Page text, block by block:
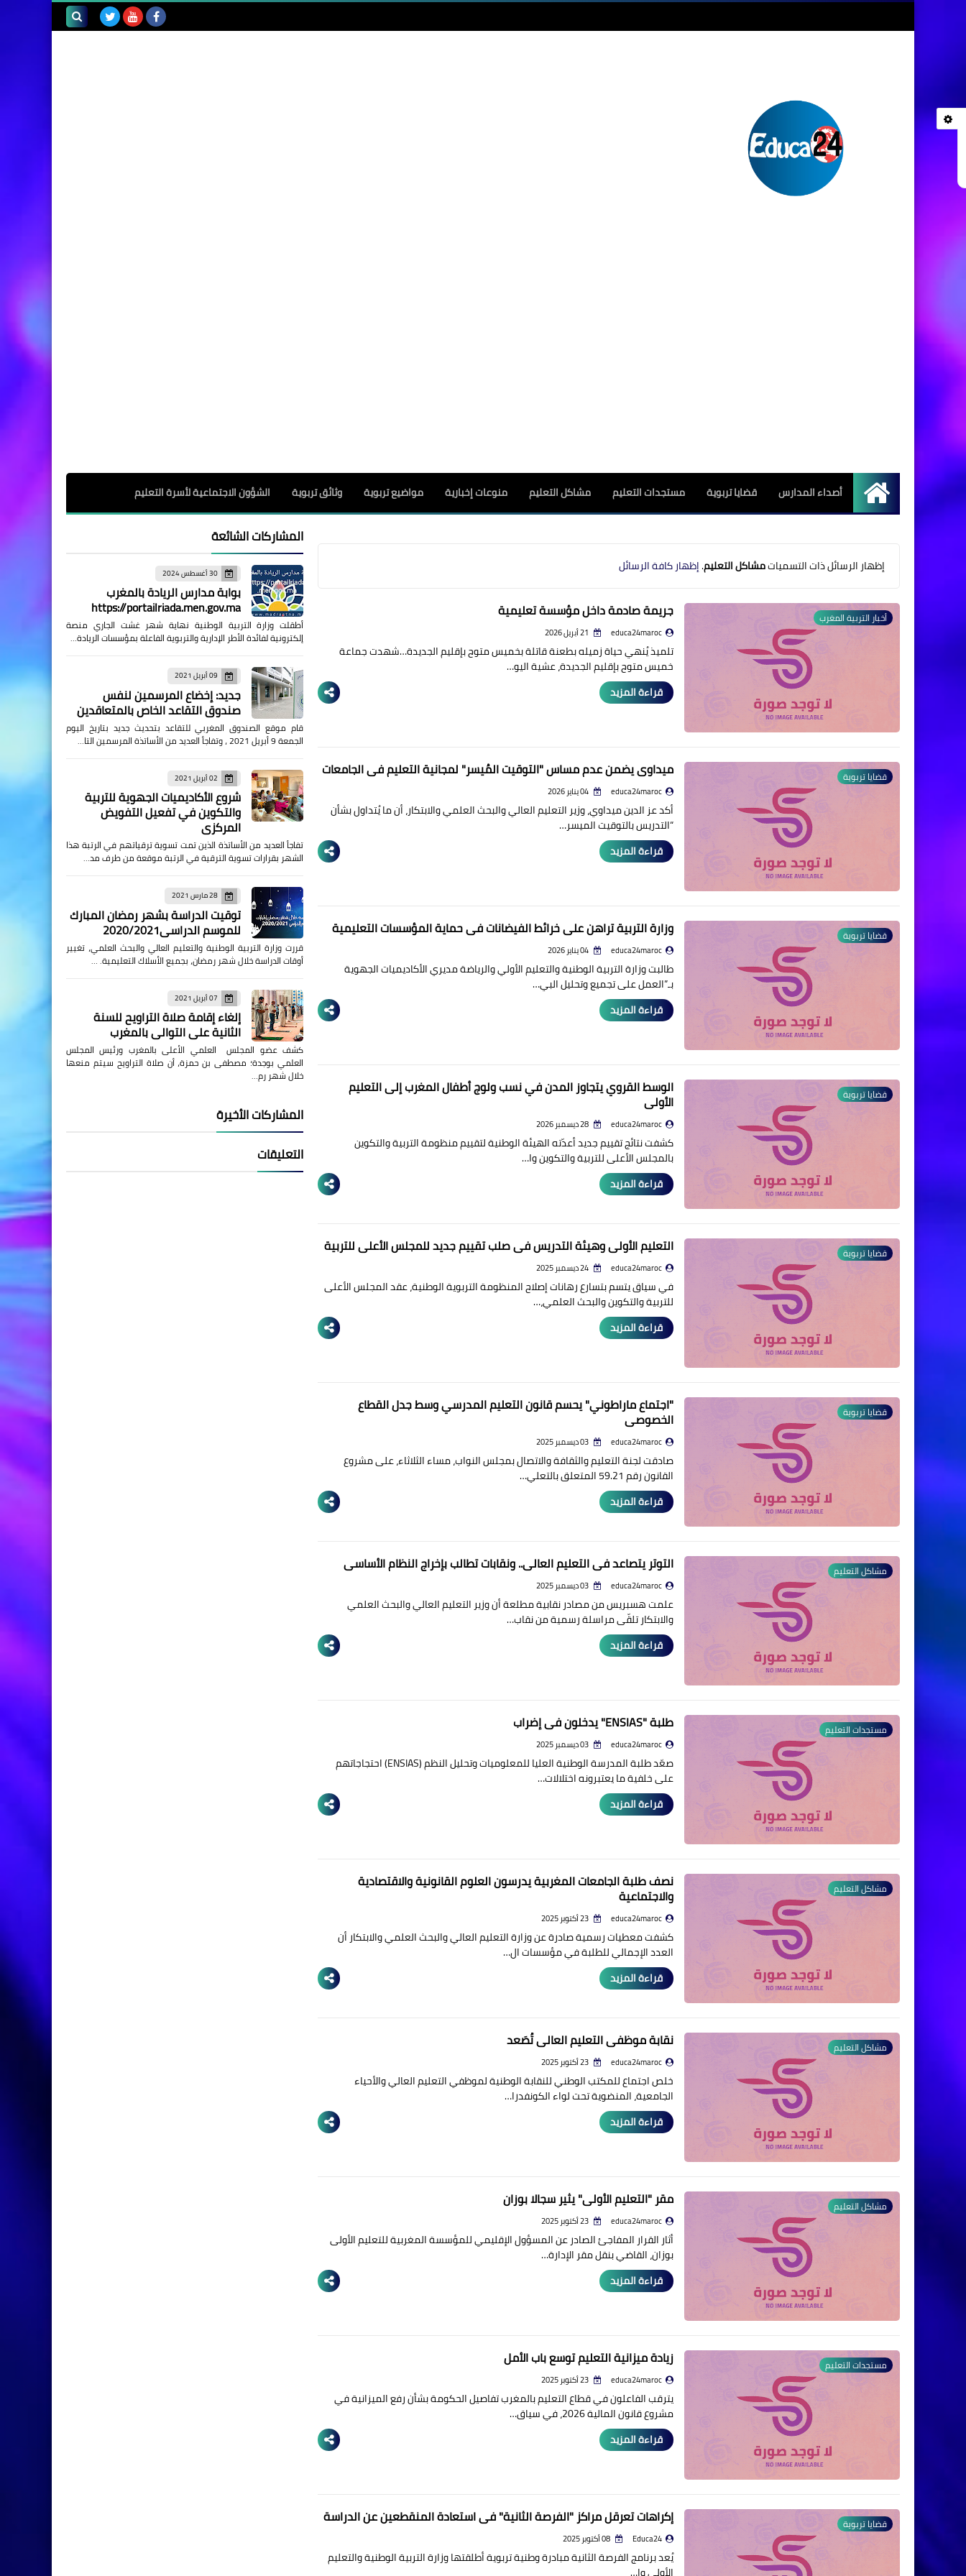
الرئيسية
أصداء المدارس قضايا تربوية مستجدات التعليم مشاكل التعليم منوعات إخبارية مواضيع تربوية وثائق تربوية الشؤون الاجتماعية لأسرة التعليم
‏إظهار الرسائل ذات التسمياتمشاكل التعليم.إظهار كافة الرسائل
أخبار التربية المغرب جريمة صادمة داخل مؤسسة تعليمية
educa24maroc
تلميذ يُنهي حياة زميله بطعنة قاتلة بخميس متوح بإقليم الجديدة…شهدت جماعة
خميس متوح بإقليم الجديدة، عشية اليو…
قراءة المزيد
قضايا تربوية ميداوي يضمن عدم مساس "التوقيت المُيسر" لمجانية التعليم في الجامعات
educa24maroc
أكد عز الدين ميداوي، وزير التعليم العالي والبحث العلمي والابتكار، أن ما يُتداول بشأن
“التدريس بالتوقيت الميسر…
قراءة المزيد
قضايا تربوية وزارة التربية تراهن على خرائط الفيضانات في حماية المؤسسات التعليمية
educa24maroc
طالبت وزارة التربية الوطنية والتعليم الأولي والرياضة مديري الأكاديميات الجهوية
بـ”العمل على تجميع وتحليل البي…
قراءة المزيد
قضايا تربوية الوسط القروي يتجاوز المدن في نسب ولوج أطفال المغرب إلى التعليم
الأولي
educa24maroc
كشفت نتائج تقييم جديد أعدّته الهيئة الوطنية لتقييم منظومة التربية والتكوين
بالمجلس الأعلى للتربية والتكوين وا…
قراءة المزيد
قضايا تربوية التعليم الأولي وهيئة التدريس في صلب تقييم جديد للمجلس الأعلى للتربية
educa24maroc
في سياق يتسم بتسارع رهانات إصلاح المنظومة التربوية الوطنية، عقد المجلس الأعلى
للتربية والتكوين والبحث العلمي،…
قراءة المزيد
قضايا تربوية ‬"اجتماع ماراطوني" يحسم قانون التعليم المدرسي وسط جدل القطاع
الخصوصي
educa24maroc
صادقت لجنة التعليم والثقافة والاتصال بمجلس النواب، مساء الثلاثاء، على مشروع
القانون رقم 59.21 المتعلق بالتعلي…
قراءة المزيد
مشاكل التعليم التوتر يتصاعد في التعليم العالي.. ونقابات تطالب بإخراج النظام الأساسي
educa24maroc
علمت هسبريس من مصادر نقابية مطلعة أن وزير التعليم العالي والبحث العلمي
والابتكار تلقّى مراسلة رسمية من نقاب…
قراءة المزيد
مستجدات التعليم طلبة "ENSIAS" يدخلون في إضراب
educa24maroc
صعّد طلبة المدرسة الوطنية العليا للمعلوميات وتحليل النظم (ENSIAS) احتجاجاتهم
على خلفية ما يعتبرونه اختلالات…
قراءة المزيد
مشاكل التعليم نصف طلبة الجامعات المغربية يدرسون العلوم القانونية والاقتصادية
والاجتماعية
educa24maroc
كشفت معطيات رسمية صادرة عن وزارة التعليم العالي والبحث العلمي والابتكار أن
العدد الإجمالي للطلبة في مؤسسات ال…
قراءة المزيد
مشاكل التعليم نقابة موظفي التعليم العالي تُصَعد
educa24maroc
خلص اجتماع للمكتب الوطني للنقابة الوطنية لموظفي التعليم العالي والأحياء
الجامعية، المنضوية تحت لواء الكونفدرا…
قراءة المزيد
مشاكل التعليم مقر "التعليم الأولي" يثير سجالا بوزان
educa24maroc
أثار القرار المفاجئ الصادر عن المسؤول الإقليمي للمؤسسة المغربية للتعليم الأولى
بوزان، القاضي بنقل مقر الإدارة…
قراءة المزيد
مستجدات التعليم زيادة ميزانية التعليم توسع باب الأمل
educa24maroc
يترقب الفاعلون في قطاع التعليم بالمغرب تفاصيل الحكومة بشأن رفع الميزانية في
مشروع قانون المالية 2026، في سياق…
قراءة المزيد
قضايا تربوية إكراهات تعرقل مراكز "الفرصة الثانية" في استعادة المنقطعين عن الدراسة
Educa24
يُعد برنامج الفرصة الثانية مبادرة وطنية تربوية أطلقتها وزارة التربية الوطنية والتعليم
المشاركات الشائعة
30 أغسطس 2024
بوابة مدارس الريادة بالمغرب
https://portailriada.men.gov.ma
أطقلت وزارة التربية الوطنية نهاية شهر غشت الجاري منصة
إلكترونية لفائدة الأطر الإدارية والتربوية الفاعلة بمؤسسات الريادة…
09 أبريل 2021
جديد: إخضاع المرسمين لنفس
صندوق التقاعد الخاص بالمتعاقدين
قام موقع الصندوق المغربي للتقاعد بتحديث جديد بتاريخ اليوم
الجمعة 9 أبريل 2021 ، وتفاجأ العديد من الأساتذة المرسمين التا…
02 أبريل 2021
شروع الأكاديميات الجهوية للتربية
والتكوين في تفعيل التفويض
المركزي
تفاجأ العديد من الأساتذة الذين تمت تسوية ترقياتهم في الرتبة هذا
الشهر بقرارات تسوية الترقية في الرتبة موقعة من طرف مد…
28 مارس 2021
توقيت الدراسة بشهر رمضان المبارك
للموسم الدراسي2020/2021
قررت وزارة التربية الوطنية والتعليم العالي والبحث العلمي، تغيير
أوقات الدراسة خلال شهر رمضان، بجميع الأسلاك التعليمية. …
07 أبريل 2021
إلغاء إقامة صلاة التراويح للسنة
الثانية على التوالي بالمغرب
كشف عضو المجلس العلمي الأعلى بالمغرب ورئيس المجلس
العلمي بوجدة؛ مصطفى بن حمزة، أن صلاة التراويح سيتم منعها
خلال شهر رم…
المشاركات الأخيرة
التعليقات